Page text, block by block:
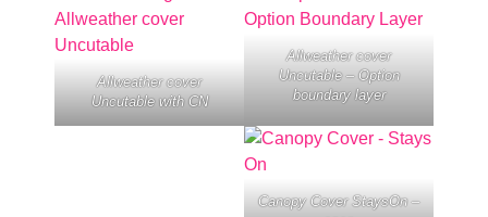
Allweather cover
Uncutable with CN
Allweather cover
Uncutable – Option
boundary layer
Canopy Cover StaysOn –